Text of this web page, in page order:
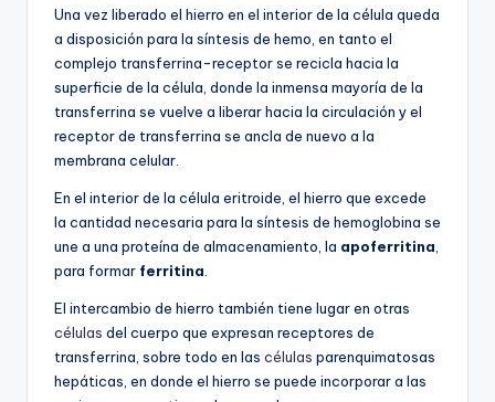
Una vez liberado el hierro en el interior de la célula queda
a disposición para la síntesis de hemo, en tanto el
complejo transferrina-receptor se recicla hacia la
superficie de la célula, donde la inmensa mayoría de la
transferrina se vuelve a liberar hacia la circulación y el
receptor de transferrina se ancla de nuevo a la
membrana celular.
En el interior de la célula eritroide, el hierro que excede
la cantidad necesaria para la síntesis de hemoglobina se
une a una proteína de almacenamiento, la apoferritina
para formar ferritina
El intercambio de hierro también tiene lugar en otras
células del cuerpo que expresan receptores de
transferrina, sobre todo en las células parenquimatosas
hepáticas, en donde el hierro se puede incorporar a las